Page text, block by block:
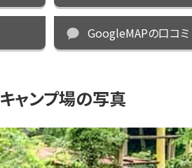
GoogleMAPの口コミ
キャンプ場の写真